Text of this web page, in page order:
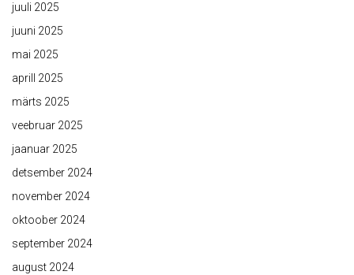
juuli 2025
juuni 2025
mai 2025
aprill 2025
märts 2025
veebruar 2025
jaanuar 2025
detsember 2024
november 2024
oktoober 2024
september 2024
august 2024